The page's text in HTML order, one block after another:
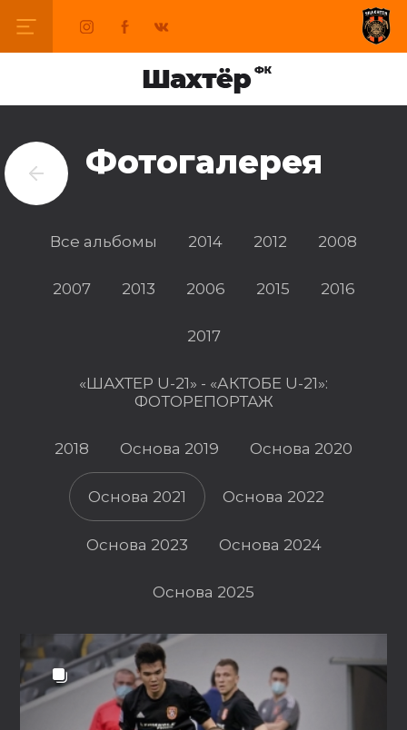
Фотогалерея
Все альбомы 2014 2012 2008
2007 2013 2006 2015 2016
2017
«ШАХТЕР U-21» - «АКТОБЕ U-21»:
ФОТОРЕПОРТАЖ
2018 Основа 2019 Основа 2020
Основа 2021 Основа 2022
Основа 2023 Основа 2024
Основа 2025